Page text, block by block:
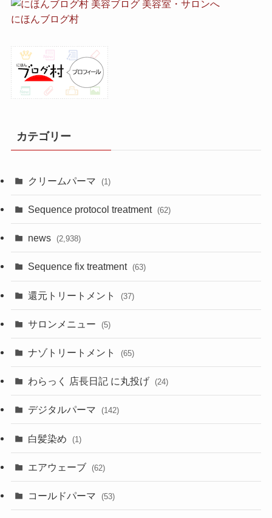
にほんブログ村
カテゴリー
クリームパーマ (1)
Sequence protocol treatment (62)
news (2,938)
Sequence fix treatment (63)
還元トリートメント (37)
サロンメニュー (5)
ナゾトリートメント (65)
わらっく 店長日記 に丸投げ (24)
デジタルパーマ (142)
白髪染め (1)
エアウェーブ (62)
コールドパーマ (53)